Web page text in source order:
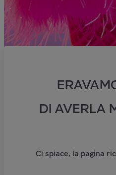
DI AVERLA
Ci spiace, la pagina